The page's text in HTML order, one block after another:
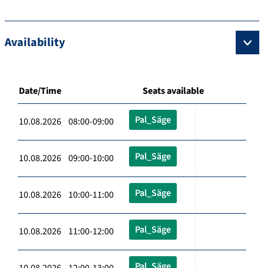
Availability
Date/Time Seats available
10.08.2026 08:00-09:00 Pal_Säge
10.08.2026 09:00-10:00 Pal_Säge
10.08.2026 10:00-11:00 Pal_Säge
10.08.2026 11:00-12:00 Pal_Säge